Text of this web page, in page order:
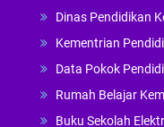
Dinas Pendidikan
Kementrian
Data Pokok
Rumah Belajar
Buku Sekolah